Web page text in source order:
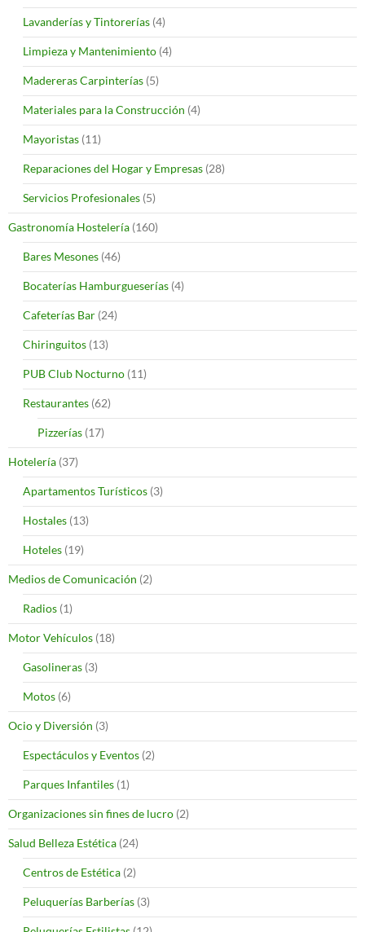
Lavanderías y Tintorerías (4)
Limpieza y Mantenimiento (4)
Madereras Carpinterías (5)
Materiales para la Construcción (4)
Mayoristas (11)
Reparaciones del Hogar y Empresas (28)
Servicios Profesionales (5)
Gastronomía Hostelería (160)
Bares Mesones (46)
Bocaterías Hamburgueserías (4)
Cafeterías Bar (24)
Chiringuitos (13)
PUB Club Nocturno (11)
Restaurantes (62)
Pizzerías (17)
Hotelería (37)
Apartamentos Turísticos (3)
Hostales (13)
Hoteles (19)
Medios de Comunicación (2)
Radios (1)
Motor Vehículos (18)
Gasolineras (3)
Motos (6)
Ocio y Diversión (3)
Espectáculos y Eventos (2)
Parques Infantiles (1)
Organizaciones sin fines de lucro (2)
Salud Belleza Estética (24)
Centros de Estética (2)
Peluquerías Barberías (3)